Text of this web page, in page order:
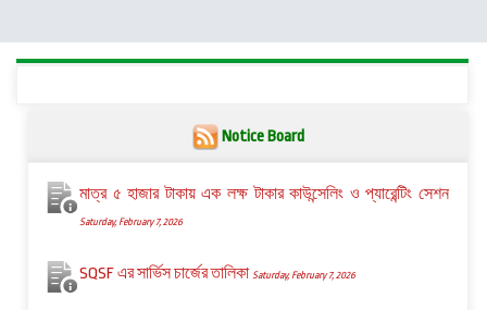
Notice Board
মাত্র ৫ হাজার টাকায় এক লক্ষ টাকার কাউন্সেলিং ও প্যারেন্টিং সেশন
Saturday, February 7, 2026
SQSF এর সার্ভিস চার্জের তালিকা Saturday, February 7, 2026